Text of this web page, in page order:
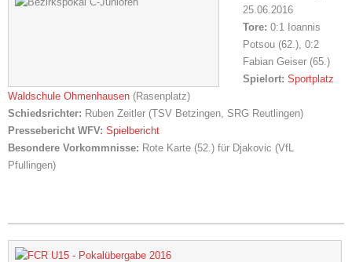
25.06.2016
Tore: 0:1 Ioannis
Potsou (62.), 0:2
Fabian Geiser (65.)
Spielort: Sportplatz
Waldschule Ohmenhausen (Rasenplatz)
Schiedsrichter: Ruben Zeitler (TSV Betzingen, SRG Reutlingen)
Pressebericht WFV: Spielbericht
Besondere Vorkommnisse: Rote Karte (52.) für Djakovic (VfL
Pfullingen)